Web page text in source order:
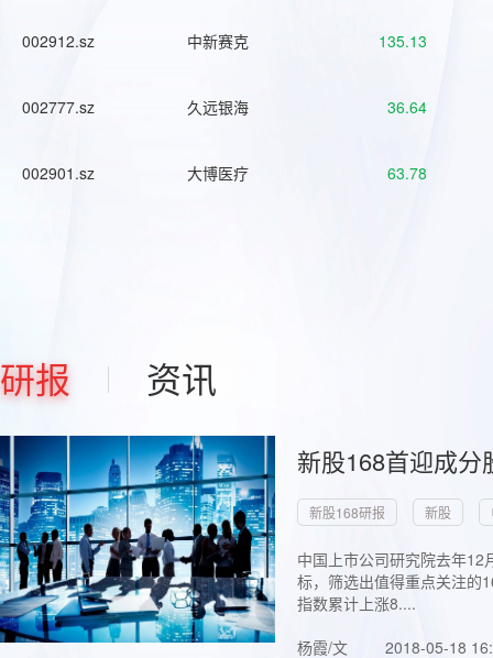
002912.sz 中新赛克 135.13
002777.sz 久远银海 36.64
002901.sz 大博医疗 63.78
研报 资讯
新股168首迎成
新股168研报 新股
中国上市公司研究院去年
标，筛选出值得重点关注的
指数累计上涨8....
杨霞/文
2018-05-18